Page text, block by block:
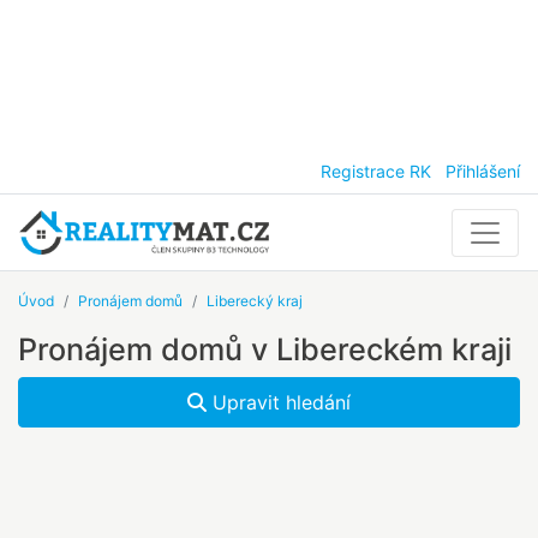
Registrace RK Přihlášení
Úvod Pronájem domů Liberecký kraj
Pronájem domů v Libereckém kraji
Upravit hledání